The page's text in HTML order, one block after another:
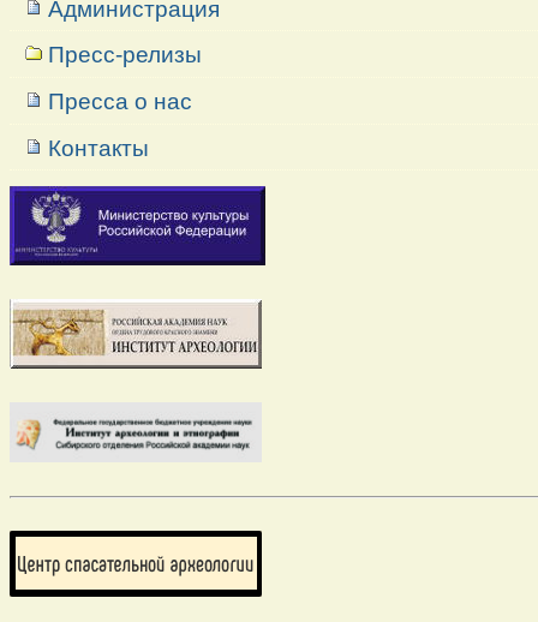
Администрация
Пресс-релизы
Пресса о нас
Контакты